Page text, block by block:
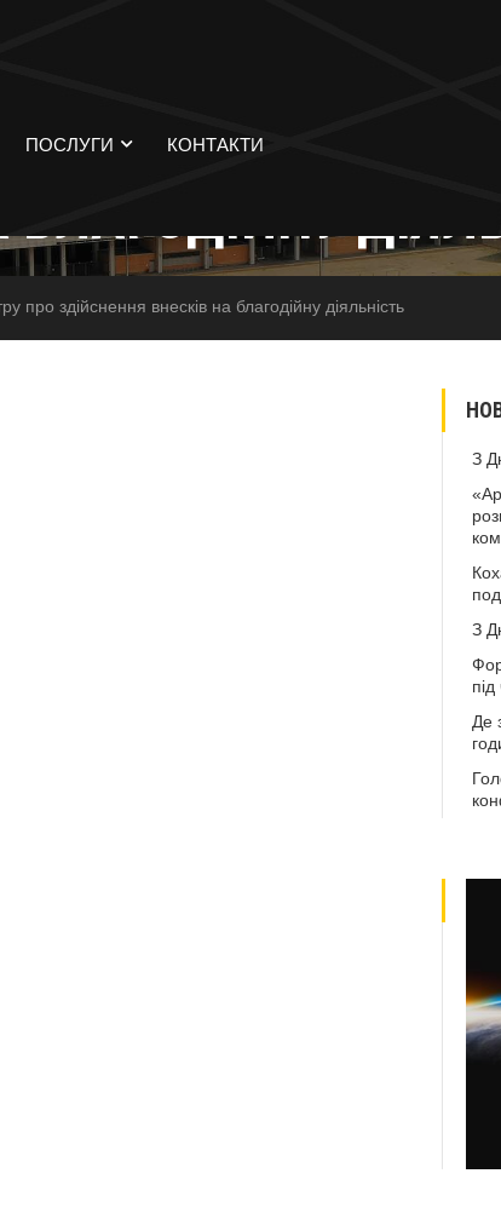
ПОСЛУГИ КОНТАКТИ
ВЕДЕННЯ
здійснення внесків на благодійну діяльність
З
З
Де